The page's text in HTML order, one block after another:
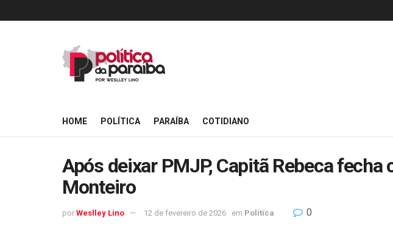
HOME POLÍTICA PARAÍBA COTIDIANO
Após deixar PMJP, Capitã Rebeca
Monteiro
por Weslley Lino 12 de fevereiro de 2026 em Política 0